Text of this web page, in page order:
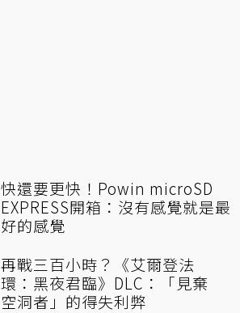
快還要更快！Powin microSD
EXPRESS開箱：沒有感覺就是最
好的感覺
再戰三百小時？《艾爾登法
環：黑夜君臨》DLC：「見棄
空洞者」的得失利弊